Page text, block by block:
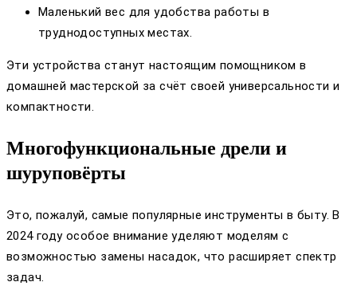
Маленький вес для удобства работы в
труднодоступных местах.
Эти устройства станут настоящим помощником в
домашней мастерской за счёт своей универсальности и
компактности.
Многофункциональные дрели и
шуруповёрты
Это, пожалуй, самые популярные инструменты в быту. В
2024 году особое внимание уделяют моделям с
возможностью замены насадок, что расширяет спектр
задач.